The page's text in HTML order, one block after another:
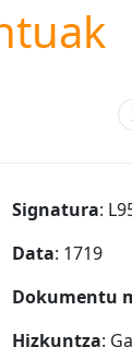
Signatura:
Data: 1719
Dokumentu
Hizkuntza: